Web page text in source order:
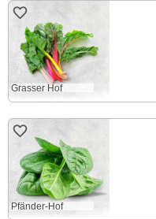
Grasser Hof
Pfänder-Hof